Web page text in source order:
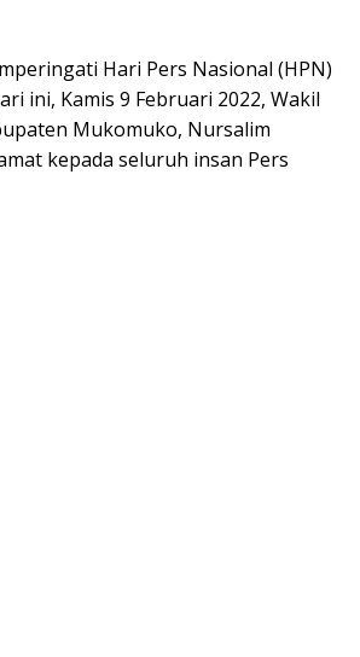
Hari Pers Nasional (HPN)
ini, Kamis 9 Februari 2022, Wakil
Mukomuko, Nursalim
kepada seluruh insan Pers